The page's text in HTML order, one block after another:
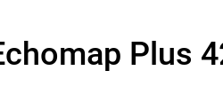
Plus